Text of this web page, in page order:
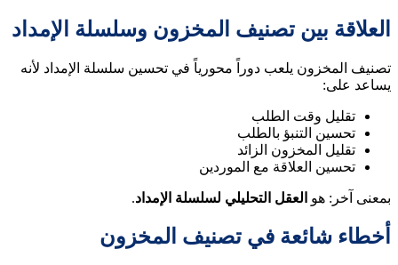
العلاقة بين تصنيف المخزون وسلسلة الإمداد
تصنيف المخزون يلعب دوراً محورياً في تحسين سلسلة الإمداد لأنه
يساعد على:
تقليل وقت الطلب
تحسين التنبؤ بالطلب
تقليل المخزون الزائد
تحسين العلاقة مع الموردين
بمعنى آخر: هو العقل التحليلي لسلسلة الإمداد.
أخطاء شائعة في تصنيف المخزون